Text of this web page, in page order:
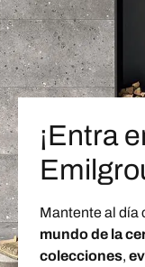
¡Entra
Mantente al día
mundo de la
colecciones,